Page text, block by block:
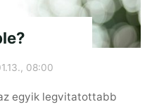
08:00
egyik legvitatottabb